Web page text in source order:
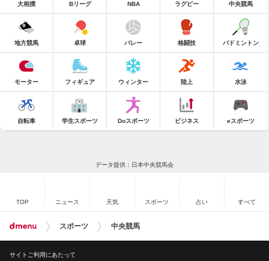
大相撲 Bリーグ NBA ラグビー 中央競馬
地方競馬 卓球 バレー 格闘技 バドミントン
モーター フィギュア ウィンター 陸上 水泳
自転車 学生スポーツ Doスポーツ ビジネス eスポーツ
データ提供：日本中央競馬会
TOP ニュース 天気 スポーツ 占い すべて
スポーツ 中央競馬
サイトご利用にあたって